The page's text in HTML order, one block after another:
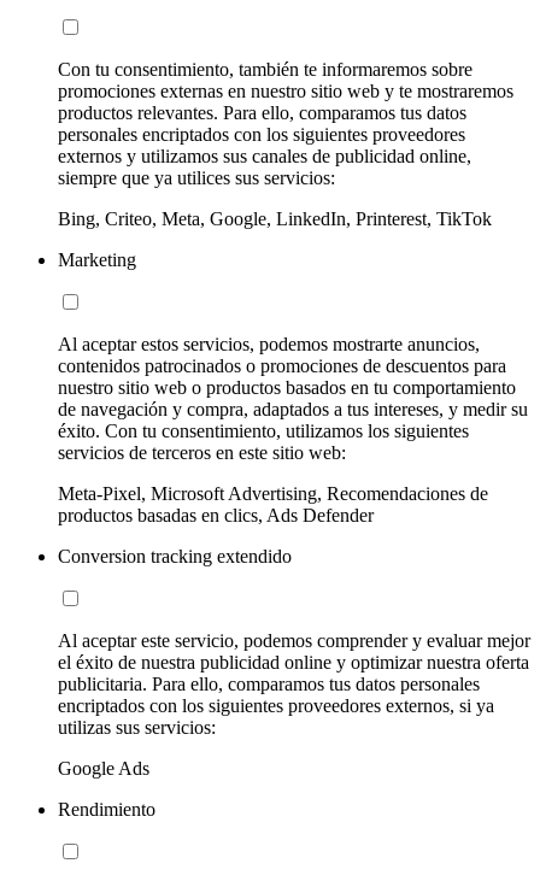
Con tu consentimiento, también te informaremos sobre
promociones externas en nuestro sitio web y te mostraremos
productos relevantes. Para ello, comparamos tus datos
personales encriptados con los siguientes proveedores
externos y utilizamos sus canales de publicidad online,
siempre que ya utilices sus servicios:
Bing, Criteo, Meta, Google, LinkedIn, Printerest, TikTok
Marketing
Al aceptar estos servicios, podemos mostrarte anuncios,
contenidos patrocinados o promociones de descuentos para
nuestro sitio web o productos basados en tu comportamiento
de navegación y compra, adaptados a tus intereses, y medir su
éxito. Con tu consentimiento, utilizamos los siguientes
servicios de terceros en este sitio web:
Meta-Pixel, Microsoft Advertising, Recomendaciones de
productos basadas en clics, Ads Defender
Conversion tracking extendido
Al aceptar este servicio, podemos comprender y evaluar mejor
el éxito de nuestra publicidad online y optimizar nuestra oferta
publicitaria. Para ello, comparamos tus datos personales
encriptados con los siguientes proveedores externos, si ya
utilizas sus servicios:
Google Ads
Rendimiento